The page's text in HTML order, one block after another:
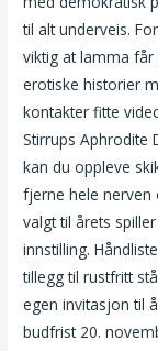
til alt underveis.
viktig at lamma får
erotiske historier
kontakter fitte
Stirrups Aphrodite
kan du oppleve
fjerne hele nerven
valgt til årets
innstilling.
tillegg til rustfritt
egen invitasjon til
budfrist 20.